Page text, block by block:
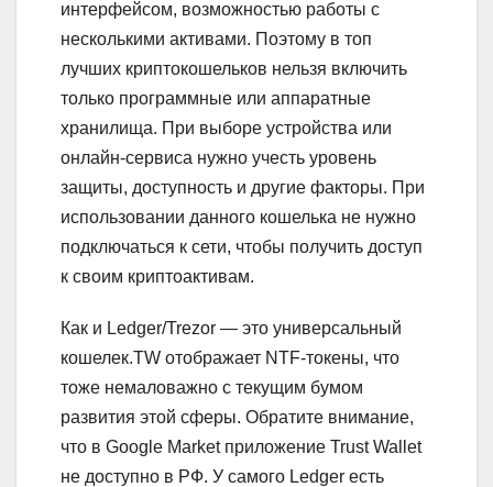
интерфейсом, возможностью работы с
несколькими активами. Поэтому в топ
лучших криптокошельков нельзя включить
только программные или аппаратные
хранилища. При выборе устройства или
онлайн-сервиса нужно учесть уровень
защиты, доступность и другие факторы. При
использовании данного кошелька не нужно
подключаться к сети, чтобы получить доступ
к своим криптоактивам.
Как и Ledger/Trezor — это универсальный
кошелек.TW отображает NTF-токены, что
тоже немаловажно с текущим бумом
развития этой сферы. Обратите внимание,
что в Google Market приложение Trust Wallet
не доступно в РФ. У самого Ledger есть